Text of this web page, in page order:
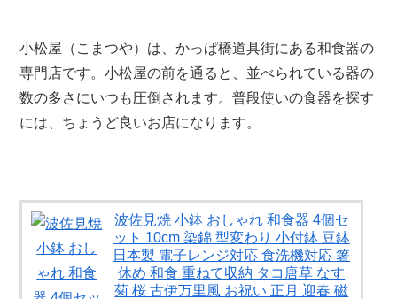
小松屋（こまつや）は、かっぱ橋道具街にある和食器の
専門店です。小松屋の前を通ると、並べられている器の
数の多さにいつも圧倒されます。普段使いの食器を探す
には、ちょうど良いお店になります。
波佐見焼 小鉢 おしゃれ 和食器 4個セ
ット 10cm 染錦 型変わり 小付鉢 豆鉢
日本製 電子レンジ対応 食洗機対応 箸
休め 和食 重ねて収納 タコ唐草 なす
菊 桜 古伊万里風 お祝い 正月 迎春 磁